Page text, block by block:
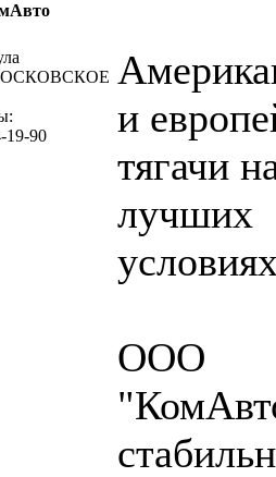
19-90
и
тягачи
лучших
ООО